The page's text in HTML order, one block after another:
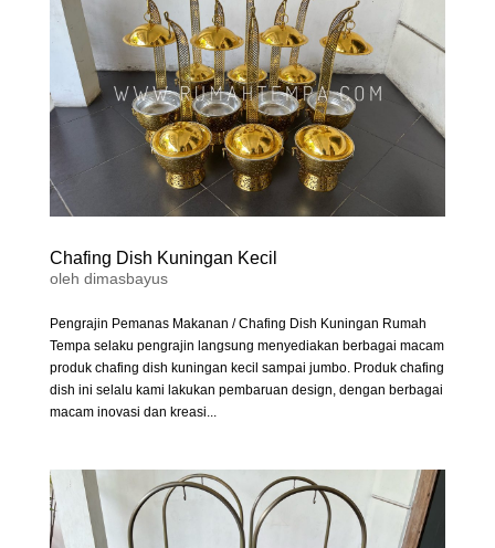
Chafing Dish Kuningan Kecil
oleh dimasbayus
Pengrajin Pemanas Makanan / Chafing Dish Kuningan Rumah
Tempa selaku pengrajin langsung menyediakan berbagai macam
produk chafing dish kuningan kecil sampai jumbo. Produk chafing
dish ini selalu kami lakukan pembaruan design, dengan berbagai
macam inovasi dan kreasi...